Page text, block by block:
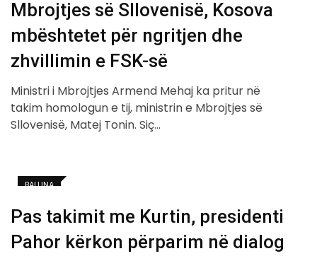
Mbrojtjes së Sllovenisë, Kosova
mbështetet për ngritjen dhe
zhvillimin e FSK-së
Ministri i Mbrojtjes Armend Mehaj ka pritur në
takim homologun e tij, ministrin e Mbrojtjes së
Sllovenisë, Matej Tonin. Siç…
BALLINA
Pas takimit me Kurtin, presidenti
Pahor kërkon përparim në dialog